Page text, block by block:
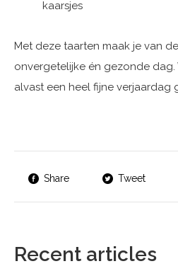
kaarsjes
Met deze taarten maak je van
onvergetelijke én gezonde dag.
alvast een heel fijne verjaardag
Share Tweet
Recent articles